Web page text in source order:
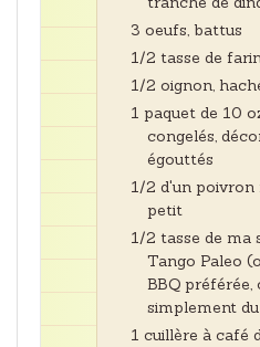
3 oeufs, battus
1/2 tasse de
1/2 oignon,
1 paquet de 10
congelés,
égouttés
1/2 d'un poivron
petit
1/2 tasse de ma
Tango Paleo
BBQ préférée,
simplement
1 cuillère à café